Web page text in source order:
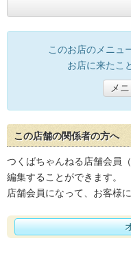
このお店のメニュ
お店に来たこ
メ
この店舗の関係者の方へ
つくばちゃんねる店舗会員
編集することができます。
店舗会員になって、お客様